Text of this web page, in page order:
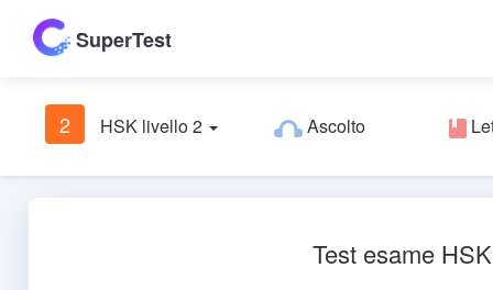
SuperTest
2 HSK livello 2 Ascolto
Test esame